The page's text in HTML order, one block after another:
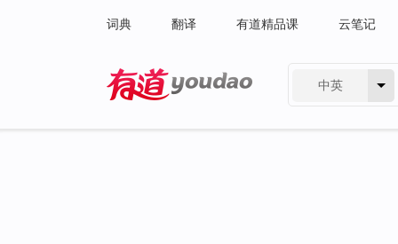
词典 翻译 有道精品课 云笔记
中英